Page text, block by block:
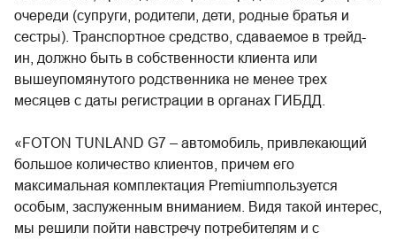
очереди (супруги, родители, дети, родные братья и
сестры). Транспортное средство, сдаваемое в трейд-
ин, должно быть в собственности клиента или
вышеупомянутого родственника не менее трех
месяцев с даты регистрации в органах ГИБДД.
«FOTON TUNLAND G7 – автомобиль, привлекающий
большое количество клиентов, причем его
максимальная комплектация Premiumпользуется
особым, заслуженным вниманием. Видя такой интерес,
мы решили пойти навстречу потребителям и с